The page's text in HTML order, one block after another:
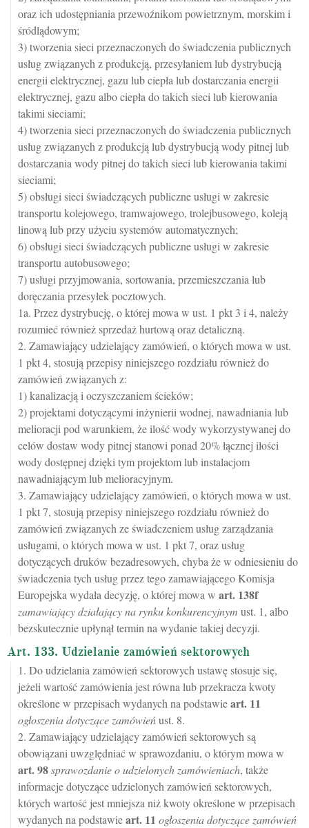
oraz ich udostępniania przewoźnikom powietrznym, morskim i
śródlądowym;
3) tworzenia sieci przeznaczonych do świadczenia publicznych
usług związanych z produkcją, przesyłaniem lub dystrybucją
energii elektrycznej, gazu lub ciepła lub dostarczania energii
elektrycznej, gazu albo ciepła do takich sieci lub kierowania
takimi sieciami;
4) tworzenia sieci przeznaczonych do świadczenia publicznych
usług związanych z produkcją lub dystrybucją wody pitnej lub
dostarczania wody pitnej do takich sieci lub kierowania takimi
sieciami;
5) obsługi sieci świadczących publiczne usługi w zakresie
transportu kolejowego, tramwajowego, trolejbusowego, koleją
linową lub przy użyciu systemów automatycznych;
6) obsługi sieci świadczących publiczne usługi w zakresie
transportu autobusowego;
7) usługi przyjmowania, sortowania, przemieszczania lub
doręczania przesyłek pocztowych.
1a. Przez dystrybucję, o której mowa w ust. 1 pkt 3 i 4, należy
rozumieć również sprzedaż hurtową oraz detaliczną.
2. Zamawiający udzielający zamówień, o których mowa w ust.
1 pkt 4, stosują przepisy niniejszego rozdziału również do
zamówień związanych z:
1) kanalizacją i oczyszczaniem ścieków;
2) projektami dotyczącymi inżynierii wodnej, nawadniania lub
melioracji pod warunkiem, że ilość wody wykorzystywanej do
celów dostaw wody pitnej stanowi ponad 20% łącznej ilości
wody dostępnej dzięki tym projektom lub instalacjom
nawadniającym lub melioracyjnym.
3. Zamawiający udzielający zamówień, o których mowa w ust.
1 pkt 7, stosują przepisy niniejszego rozdziału również do
zamówień związanych ze świadczeniem usług zarządzania
usługami, o których mowa w ust. 1 pkt 7, oraz usług
dotyczących druków bezadresowych, chyba że w odniesieniu do
świadczenia tych usług przez tego zamawiającego Komisja
Europejska wydała decyzję, o której mowa w art. 138f
zamawiający działający na rynku konkurencyjnym ust. 1, albo
bezskutecznie upłynął termin na wydanie takiej decyzji.
Art. 133. Udzielanie zamówień sektorowych
1. Do udzielania zamówień sektorowych ustawę stosuje się,
jeżeli wartość zamówienia jest równa lub przekracza kwoty
określone w przepisach wydanych na podstawieart. 11
ogłoszenia dotyczące zamówieńust. 8.
2. Zamawiający udzielający zamówień sektorowych są
obowiązani uwzględniać w sprawozdaniu, o którym mowa w
art.98sprawozdanie o udzielonych zamówieniach, także
informacje dotyczące udzielonych zamówień sektorowych,
których wartość jest mniejsza niż kwoty określone w przepisach
wydanych na podstawieart. 11 ogłoszenia dotyczące zamówień